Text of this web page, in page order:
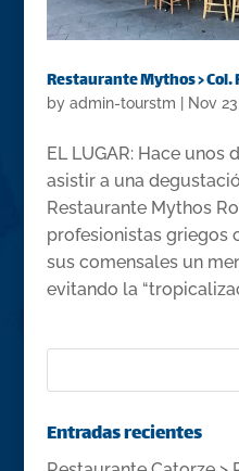
Restaurante Mythos > Col.
by admin-tourstm Nov
EL LUGAR: Hace
asistir a una
Restaurante Mythos
profesionistas griegos
sus comensales un
evitando la
Entradas recientes